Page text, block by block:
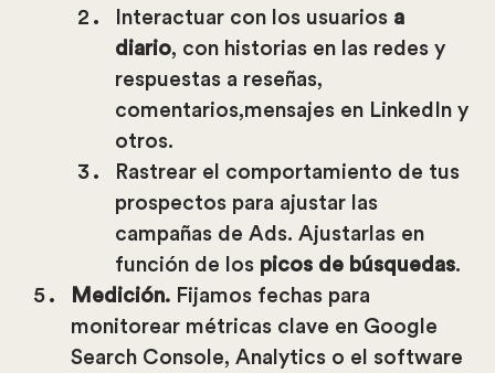
Interactuar con los usuarios a
diario, con historias en las redes y
respuestas a reseñas,
comentarios,mensajes en LinkedIn y
otros.
Rastrear el comportamiento de tus
prospectos para ajustar las
campañas de Ads. Ajustarlas en
función de los picos de búsquedas.
Medición. Fijamos fechas para
monitorear métricas clave en Google
Search Console, Analytics o el software